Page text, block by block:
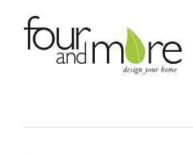
content